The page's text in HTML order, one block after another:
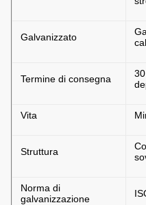
Galvanizzato
Termine di consegna
Vita
Struttura
Norma di
galvanizzazione